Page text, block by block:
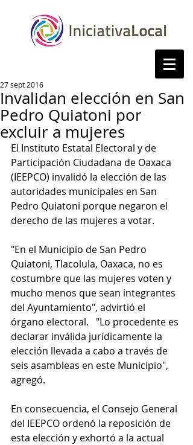
Invalidan elección en San
Pedro Quiatoni por
excluir a mujeres
27 sept 2016
El Instituto Estatal Electoral y de
Participación Ciudadana de Oaxaca
(IEEPCO) invalidó la elección de las
autoridades municipales en San
Pedro Quiatoni porque negaron el
derecho de las mujeres a votar.
"En el Municipio de San Pedro
Quiatoni, Tlacolula, Oaxaca, no es
costumbre que las mujeres voten y
mucho menos que sean integrantes
del Ayuntamiento", advirtió el
órgano electoral.   "Lo procedente es
declarar inválida jurídicamente la
elección llevada a cabo a través de
seis asambleas en este Municipio",
agregó.
En consecuencia, el Consejo General
del IEEPCO ordenó la reposición de
esta elección y exhortó a la actual